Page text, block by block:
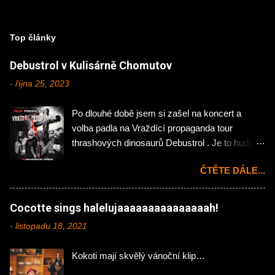
Top články
Debustrol v Kulisárně Chomutov
- října 25, 2023
Po dlouhé době jsem si zašel na koncert a
volba padla na Vraždící propaganda tour
thrashových dinosaurů Debustrol . Je to hudba
návštěvu chomutovské Kulisárny. Koncert
zahájila domácí rock'n'rollová pecka Hejtman .
Na kytaru zde působí Jakub Önslaughter (ex-
Hellocaustor), Ondřej Jáchym (ex- Fenris) a na
bicí skvělý Martin Plechatý hrající momentálně i
udělal menší neplacenou propagaci tak
ČTĚTE DÁLE...
Cocotte sings halelujaaaaaaaaaaaaaaah!
- listopadu 18, 2021
Kokoti mají skvělý vánoční klip…